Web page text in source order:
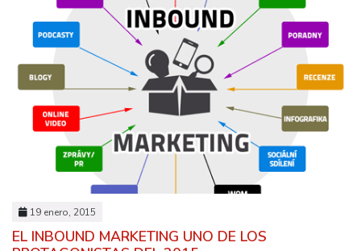
MARKETING & PUBLI
TRANSFORMACIÓN DIGITAL
BRANDING
SOCIAL MEDIA
CASOS DE ÉXITO
19 enero, 2015
EL INBOUND MARKETING UNO DE LOS